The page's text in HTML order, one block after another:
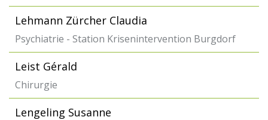
Lehmann Zürcher Claudia
Psychiatrie - Station Krisenintervention Burgdorf
Leist Gérald
Chirurgie
Lengeling Susanne